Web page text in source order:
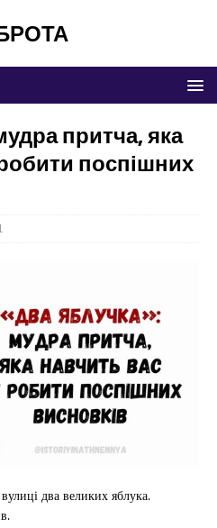
притча, яка
поспішних
два великих яблука.